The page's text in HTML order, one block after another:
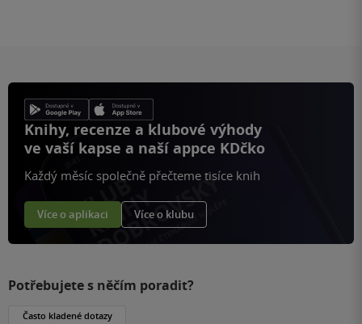
Knihy, recenze a klubové výhody
ve vaší kapse a naší appce KDčko
Každý měsíc společně přečteme tisíce knih
Více o aplikaci Více o klubu
Potřebujete s něčím poradit?
Často kladené dotazy